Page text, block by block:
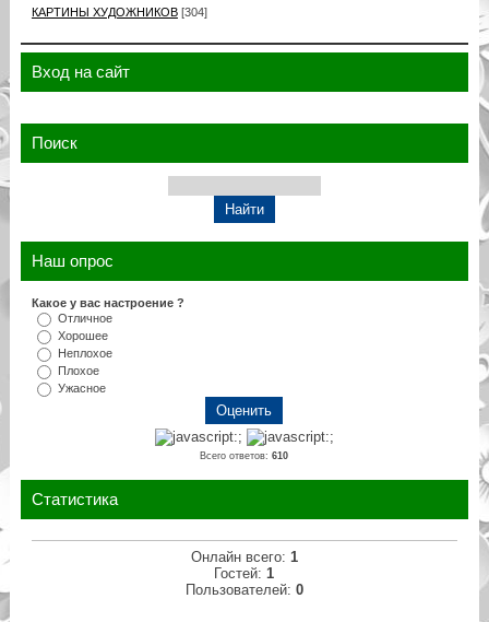
КАРТИНЫ ХУДОЖНИКОВ [304]
Вход на сайт
Поиск
Наш опрос
Какое у вас настроение ?
Отличное
Хорошее
Неплохое
Плохое
Ужасное
Всего ответов:610
Статистика
Онлайн всего: 1
Гостей: 1
Пользователей: 0